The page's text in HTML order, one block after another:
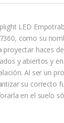
LED
como su
proyectar haces
y abiertos y
Al ser un
su correcto
en el suelo